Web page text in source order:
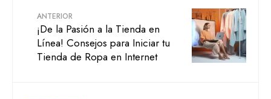
ANTERIOR
¡De la Pasión a la Tienda en
Línea! Consejos para Iniciar tu
Tienda de Ropa en Internet